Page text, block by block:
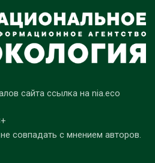
сайта ссылка на nia.eco
совпадать с мнением авторов.